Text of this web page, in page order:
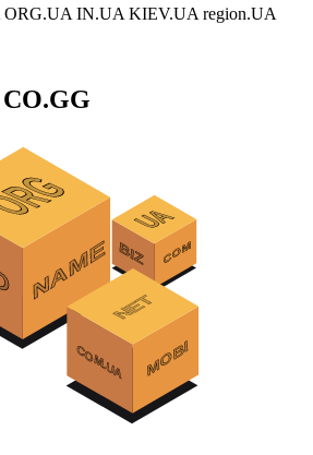
IN.UA KIEV.UA region.UA